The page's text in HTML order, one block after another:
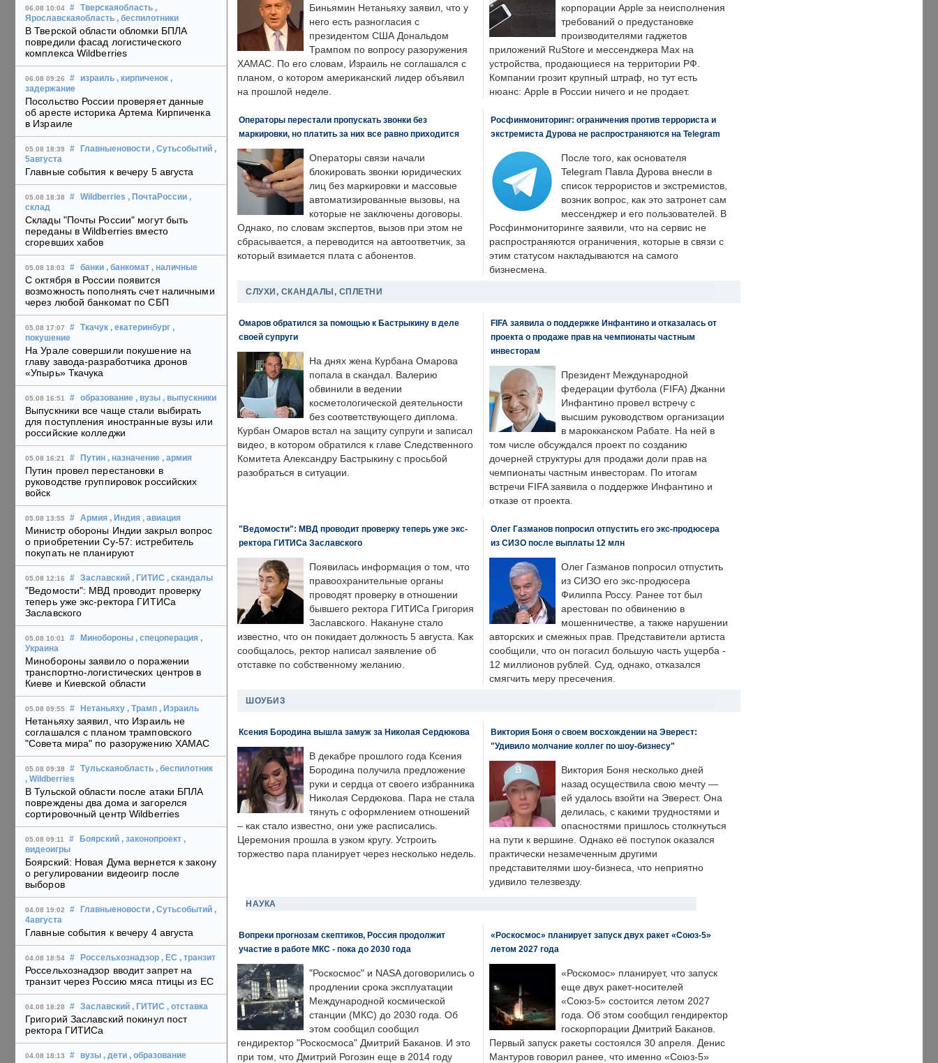
06.08 10:04 # Тверскаяобласть ,
Ярославскаяобласть , беспилотники
В Тверской области обломки БПЛА
повредили фасад логистического
комплекса Wildberries
06.08 09:26 # израиль , кирпиченок ,
задержание
Посольство России проверяет данные
об аресте историка Артема Кирпиченка
в Израиле
05.08 18:39 # Главныеновости , Сутьсобытий ,
5августа
Главные события к вечеру 5 августа
05.08 18:38 # Wildberries , ПочтаРоссии ,
склад
Склады "Почты России" могут быть
переданы в Wildberries вместо
сгоревших хабов
05.08 18:03 # банки , банкомат , наличные
С октября в России появится
возможность пополнять счет наличными
через любой банкомат по СБП
05.08 17:07 # Ткачук , екатеринбург ,
покушение
На Урале совершили покушение на
главу завода-разработчика дронов
«Упырь» Ткачука
05.08 16:51 # образование , вузы , выпускники
Выпускники все чаще стали выбирать
для поступления иностранные вузы или
российские колледжи
05.08 16:21 # Путин , назначение , армия
Путин провел перестановки в
руководстве группировок российских
войск
05.08 13:55 # Армия , Индия , авиация
Министр обороны Индии закрыл вопрос
о приобретении Су-57: истребитель
покупать не планируют
05.08 12:16 # Заславский , ГИТИС , скандалы
"Ведомости": МВД проводит проверку
теперь уже экс-ректора ГИТИСа
Заславского
05.08 10:01 # Минобороны , спецоперация ,
Украина
Минобороны заявило о поражении
транспортно-логистических центров в
Киеве и Киевской области
05.08 09:55 # Нетаньяху , Трамп , Израиль
Нетаньяху заявил, что Израиль не
соглашался с планом трамповского
"Совета мира" по разоружению ХАМАС
05.08 09:38 # Тульскаяобласть , беспилотник
, Wildberries
В Тульской области после атаки БПЛА
повреждены два дома и загорелся
сортировочный центр Wildberries
05.08 09:11 # Боярский , законопроект ,
видеоигры
Боярский: Новая Дума вернется к закону
о регулировании видеоигр после
выборов
04.08 19:02 # Главныеновости , Сутьсобытий ,
4августа
Главные события к вечеру 4 августа
04.08 18:54 # Россельхознадзор , ЕС , транзит
Россельхознадзор вводит запрет на
транзит через Россию мяса птицы из ЕС
04.08 18:28 # Заславский , ГИТИС , отставка
Григорий Заславский покинул пост
ректора ГИТИСа
04.08 18:13 # вузы , дети , образование
Биньямин Нетаньяху заявил, что у
него есть разногласия с
президентом США Дональдом
Трампом по вопросу разоружения
ХАМАС. По его словам, Израиль не соглашался с
планом, о котором американский лидер объявил
на прошлой неделе.
корпорации Apple за неисполнения
требований о предустановке
производителями гаджетов
приложений RuStore и мессенджера Max на
устройства, продающиеся на территории РФ.
Компании грозит крупный штраф, но тут есть
нюанс: Apple в России ничего и не продает.
Операторы перестали пропускать звонки без
маркировки, но платить за них все равно приходится
Операторы связи начали
блокировать звонки юридических
лиц без маркировки и массовые
автоматизированные вызовы, на
которые не заключены договоры.
Однако, по словам экспертов, вызов при этом не
сбрасывается, а переводится на автоответчик, за
который взимается плата с абонентов.
Росфинмониторинг: ограничения против террориста и
экстремиста Дурова не распространяются на Telegram
После того, как основателя
Telegram Павла Дурова внесли в
список террористов и экстремистов,
возник вопрос, как это затронет сам
мессенджер и его пользователей. В
Росфинмониторинге заявили, что на сервис не
распространяются ограничения, которые в связи с
этим статусом накладываются на самого
бизнесмена.
СЛУХИ, СКАНДАЛЫ, СПЛЕТНИ
Омаров обратился за помощью к Бастрыкину в деле
своей супруги
На днях жена Курбана Омарова
попала в скандал. Валерию
обвинили в ведении
косметологической деятельности
без соответствующего диплома.
Курбан Омаров встал на защиту супруги и записал
видео, в котором обратился к главе Следственного
Комитета Александру Бастрыкину с просьбой
разобраться в ситуации.
FIFA заявила о поддержке Инфантино и отказалась от
проекта о продаже прав на чемпионаты частным
инвесторам
Президент Международной
федерации футбола (FIFA) Джанни
Инфантино провел встречу с
высшим руководством организации
в марокканском Рабате. На ней в
том числе обсуждался проект по созданию
дочерней структуры для продажи доли прав на
чемпионаты частным инвесторам. По итогам
встречи FIFA заявила о поддержке Инфантино и
отказе от проекта.
"Ведомости": МВД проводит проверку теперь уже экс-
ректора ГИТИСа Заславского
Появилась информация о том, что
правоохранительные органы
проводят проверку в отношении
бывшего ректора ГИТИСа Григория
Заславского. Накануне стало
известно, что он покидает должность 5 августа. Как
сообщалось, ректор написал заявление об
отставке по собственному желанию.
Олег Газманов попросил отпустить его экс-продюсера
из СИЗО после выплаты 12 млн
Олег Газманов попросил отпустить
из СИЗО его экс-продюсера
Филиппа Россу. Ранее тот был
арестован по обвинению в
мошенничестве, а также нарушении
авторских и смежных прав. Представители артиста
сообщили, что он погасил большую часть ущерба -
12 миллионов рублей. Суд, однако, отказался
смягчить меру пресечения.
ШОУБИЗ
Ксения Бородина вышла замуж за Николая Сердюкова
В декабре прошлого года Ксения
Бородина получила предложение
руки и сердца от своего избранника
Николая Сердюкова. Пара не стала
тянуть с оформлением отношений
– как стало известно, они уже расписались.
Церемония прошла в узком кругу. Устроить
торжество пара планирует через несколько недель.
Виктория Боня о своем восхождении на Эверест:
"Удивило молчание коллег по шоу-бизнесу"
Виктория Боня несколько дней
назад осуществила свою мечту —
ей удалось взойти на Эверест. Она
делилась, с какими трудностями и
опасностями пришлось столкнуться
на пути к вершине. Однако её поступок оказался
практически незамеченным другими
представителями шоу-бизнеса, что неприятно
удивило телезвезду.
НАУКА
Вопреки прогнозам скептиков, Россия продолжит
участие в работе МКС - пока до 2030 года
"Роскосмос" и NASA договорились о
продлении срока эксплуатации
Международной космической
станции (МКС) до 2030 года. Об
этом сообщил сообщил
гендиректор "Роскосмоса" Дмитрий Баканов. И это
при том, что Дмитрий Рогозин еще в 2014 году
«Роскосмос» планирует запуск двух ракет «Союз-5»
летом 2027 года
«Роскомос» планирует, что запуск
еще двух ракет-носителей
«Союз-5» состоится летом 2027
года. Об этом сообщил гендиректор
госкорпорации Дмитрий Баканов.
Первый запуск ракеты состоялся 30 апреля. Денис
Мантуров говорил ранее, что именно «Союз-5»